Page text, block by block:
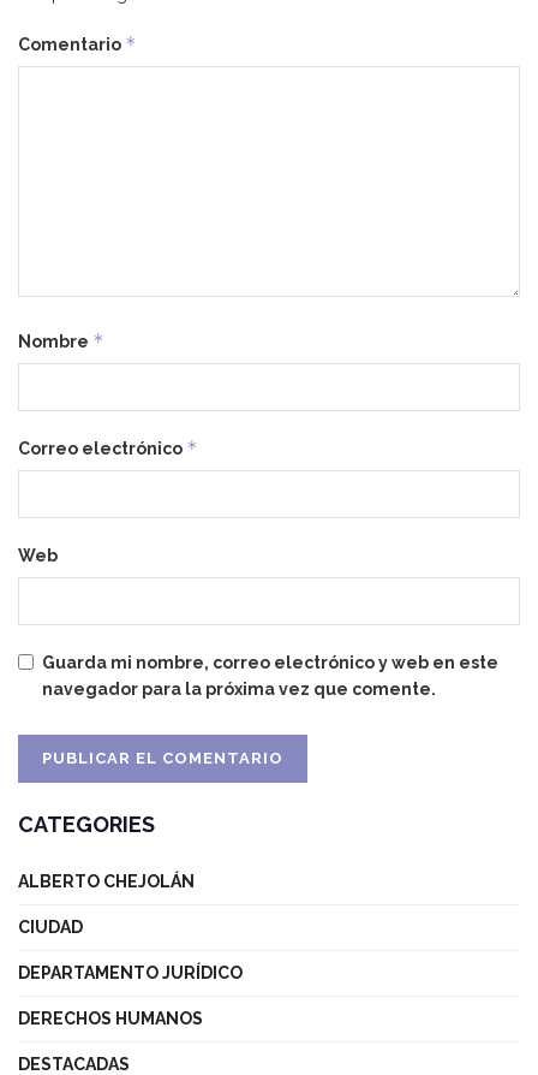
Comentario *
Nombre *
Correo electrónico *
Web
Guarda mi nombre, correo electrónico y web en este
navegador para la próxima vez que comente.
CATEGORIES
ALBERTO CHEJOLÁN
CIUDAD
DEPARTAMENTO JURÍDICO
DERECHOS HUMANOS
DESTACADAS